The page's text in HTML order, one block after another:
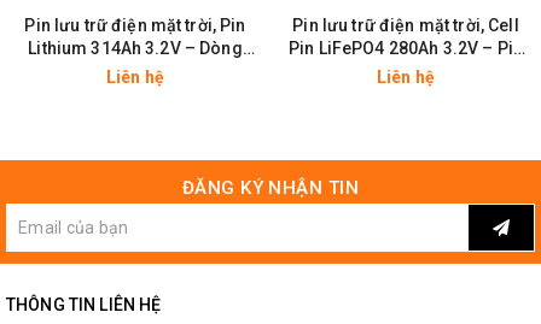
Pin lưu trữ điện mặt trời, Pin
Lithium 314Ah 3.2V – Dòng
Sạc Cao, An Toàn, Chống Cháy
Liên hệ
Pin lưu trữ điện mặt trời, Cell
Pin LiFePO4 280Ah 3.2V – Pin
Lưu Trữ Năng Lượng Mặt Trời,
Liên hệ
ĐĂNG KÝ NHẬN TIN
THÔNG TIN LIÊN HỆ